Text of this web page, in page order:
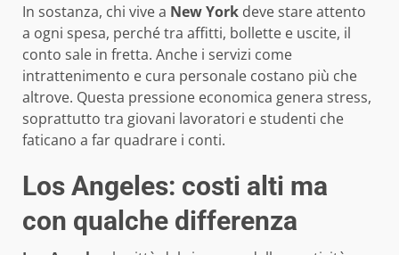
In sostanza, chi vive a New York deve stare attento
a ogni spesa, perché tra affitti, bollette e uscite, il
conto sale in fretta. Anche i servizi come
intrattenimento e cura personale costano più che
altrove. Questa pressione economica genera stress,
soprattutto tra giovani lavoratori e studenti che
faticano a far quadrare i conti.
Los Angeles: costi alti ma
con qualche differenza